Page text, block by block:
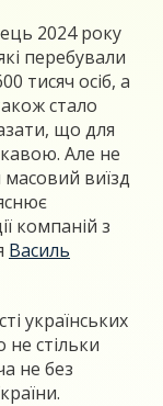
2024 року
перебували
тисяч осіб, а
стало
що для
Але не
виїзд
компаній з
Василь
українських
стільки
не без